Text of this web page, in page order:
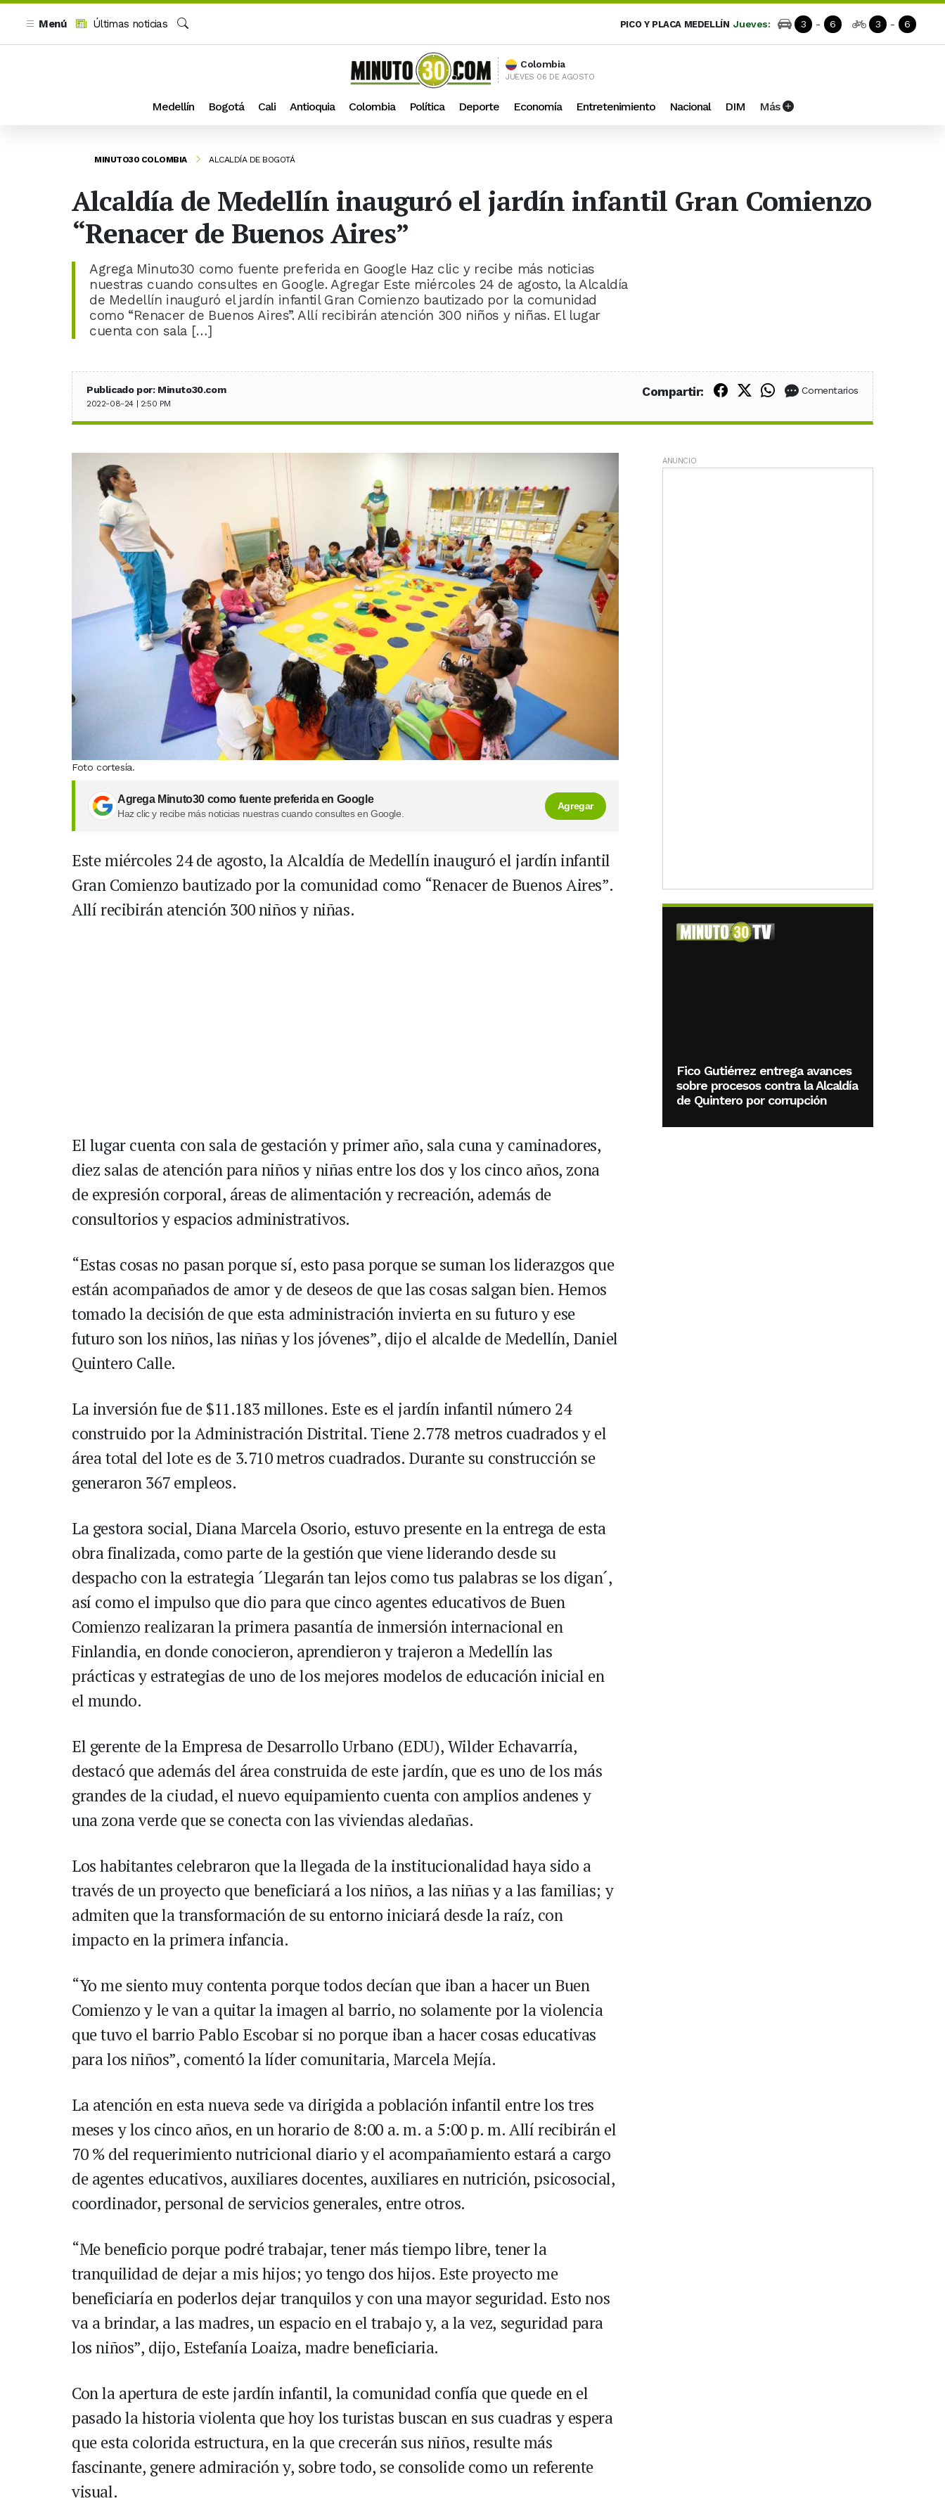
Menú
Últimas noticias
PICO Y PLACA MEDELLÍN Jueves: 3 - 6 3 - 6
Colombia
JUEVES 06 DE AGOSTO
Medellín Bogotá Cali Antioquia Colombia Política Deporte Economía Entretenimiento Nacional DIM Más
MINUTO30 COLOMBIA ALCALDÍA DE BOGOTÁ
Alcaldía de Medellín inauguró el jardín infantil Gran Comienzo
“Renacer de Buenos Aires”
Agrega Minuto30 como fuente preferida en Google Haz clic y recibe más noticias
nuestras cuando consultes en Google. Agregar Este miércoles 24 de agosto, la Alcaldía
de Medellín inauguró el jardín infantil Gran Comienzo bautizado por la comunidad
como “Renacer de Buenos Aires”. Allí recibirán atención 300 niños y niñas. El lugar
cuenta con sala […]
Publicado por: Minuto30.com
2022-08-24 | 2:50 PM
Compartir: Compartir en Facebook
Compartir en X (Twitter)
Compartir en WhatsApp
Comentarios
Foto cortesía.
Agrega Minuto30 como fuente preferida en Google
Haz clic y recibe más noticias nuestras cuando consultes en Google.
Agregar
Este miércoles 24 de agosto, la Alcaldía de Medellín inauguró el jardín infantil
Gran Comienzo bautizado por la comunidad como “Renacer de Buenos Aires”.
Allí recibirán atención 300 niños y niñas.
El lugar cuenta con sala de gestación y primer año, sala cuna y caminadores,
diez salas de atención para niños y niñas entre los dos y los cinco años, zona
de expresión corporal, áreas de alimentación y recreación, además de
consultorios y espacios administrativos.
“Estas cosas no pasan porque sí, esto pasa porque se suman los liderazgos que
están acompañados de amor y de deseos de que las cosas salgan bien. Hemos
tomado la decisión de que esta administración invierta en su futuro y ese
futuro son los niños, las niñas y los jóvenes”, dijo el alcalde de Medellín, Daniel
Quintero Calle.
La inversión fue de $11.183 millones. Este es el jardín infantil número 24
construido por la Administración Distrital. Tiene 2.778 metros cuadrados y el
área total del lote es de 3.710 metros cuadrados. Durante su construcción se
generaron 367 empleos.
La gestora social, Diana Marcela Osorio, estuvo presente en la entrega de esta
obra finalizada, como parte de la gestión que viene liderando desde su
despacho con la estrategia ´Llegarán tan lejos como tus palabras se los digan´,
así como el impulso que dio para que cinco agentes educativos de Buen
Comienzo realizaran la primera pasantía de inmersión internacional en
Finlandia, en donde conocieron, aprendieron y trajeron a Medellín las
prácticas y estrategias de uno de los mejores modelos de educación inicial en
el mundo.
El gerente de la Empresa de Desarrollo Urbano (EDU), Wilder Echavarría,
destacó que además del área construida de este jardín, que es uno de los más
grandes de la ciudad, el nuevo equipamiento cuenta con amplios andenes y
una zona verde que se conecta con las viviendas aledañas.
Los habitantes celebraron que la llegada de la institucionalidad haya sido a
través de un proyecto que beneficiará a los niños, a las niñas y a las familias; y
admiten que la transformación de su entorno iniciará desde la raíz, con
impacto en la primera infancia.
“Yo me siento muy contenta porque todos decían que iban a hacer un Buen
Comienzo y le van a quitar la imagen al barrio, no solamente por la violencia
que tuvo el barrio Pablo Escobar si no porque iban a hacer cosas educativas
para los niños”, comentó la líder comunitaria, Marcela Mejía.
La atención en esta nueva sede va dirigida a población infantil entre los tres
meses y los cinco años, en un horario de 8:00 a. m. a 5:00 p. m. Allí recibirán el
70 % del requerimiento nutricional diario y el acompañamiento estará a cargo
de agentes educativos, auxiliares docentes, auxiliares en nutrición, psicosocial,
coordinador, personal de servicios generales, entre otros.
“Me beneficio porque podré trabajar, tener más tiempo libre, tener la
tranquilidad de dejar a mis hijos; yo tengo dos hijos. Este proyecto me
beneficiaría en poderlos dejar tranquilos y con una mayor seguridad. Esto nos
va a brindar, a las madres, un espacio en el trabajo y, a la vez, seguridad para
los niños”, dijo, Estefanía Loaiza, madre beneficiaria.
Con la apertura de este jardín infantil, la comunidad confía que quede en el
pasado la historia violenta que hoy los turistas buscan en sus cuadras y espera
que esta colorida estructura, en la que crecerán sus niños, resulte más
fascinante, genere admiración y, sobre todo, se consolide como un referente
visual.
ANUNCIO
Fico Gutiérrez entrega avances
sobre procesos contra la Alcaldía
de Quintero por corrupción